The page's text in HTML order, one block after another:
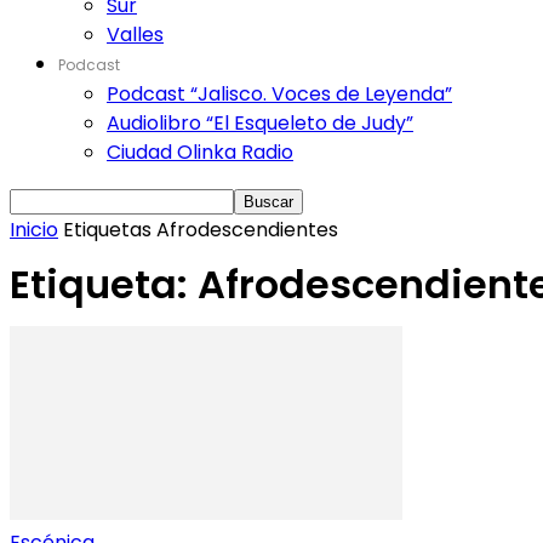
Valles
Podcast
Podcast “Jalisco. Voces de Leyenda”
Audiolibro “El Esqueleto de Judy”
Ciudad Olinka Radio
Inicio EtiquetasAfrodescendientes
Etiqueta: